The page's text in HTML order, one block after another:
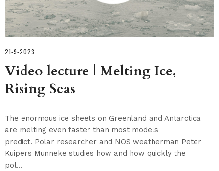
21-9-2023
Video lecture | Melting Ice,
Rising Seas
The enormous ice sheets on Greenland and Antarctica
are melting even faster than most models
predict. Polar researcher and NOS weatherman Peter
Kuipers Munneke studies how and how quickly the
pol...